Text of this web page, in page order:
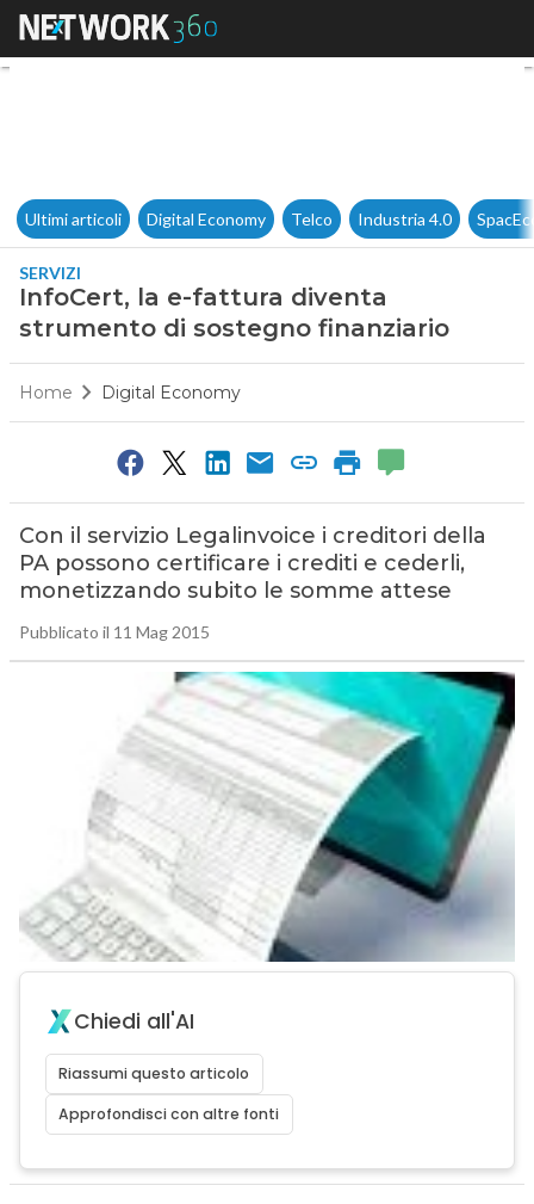
InfoCert, la e-fattura diventa
Ultimi articoli Digital Economy Telco Industria 4.0
SERVIZI
InfoCert, la e-fattura diventa
strumento di sostegno finanziario
Home Digital Economy
Con il servizio Legalinvoice i creditori della
PA possono certificare i crediti e cederli,
monetizzando subito le somme attese
Pubblicato il 11 Mag 2015
Chiedi all'AI
Riassumi questo articolo
Approfondisci con altre fonti